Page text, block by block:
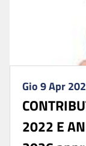
Gio 9 Apr
2022 E